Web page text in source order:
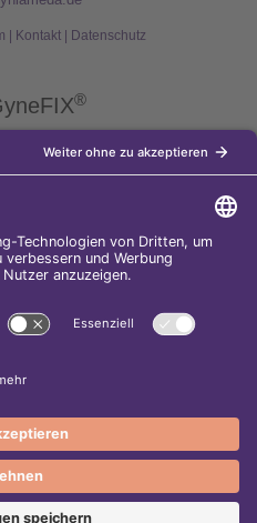
Kontakt| Datenschutz
®
als Weiterentwicklung der
moderne Verhütungsmethode
Spirale in die Gebärmutterhöhle
langfristigen und sicheren
gehört zu den
im Web-